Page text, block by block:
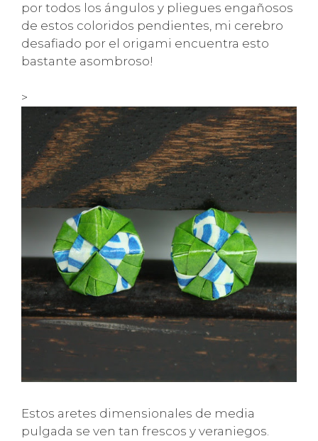
por todos los ángulos y pliegues engañosos
de estos coloridos pendientes, mi cerebro
desafiado por el origami encuentra esto
bastante asombroso!
>
Estos aretes dimensionales de media
pulgada se ven tan frescos y veraniegos.